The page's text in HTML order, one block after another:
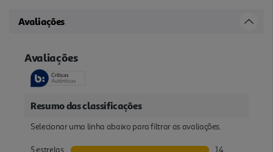
Avaliações